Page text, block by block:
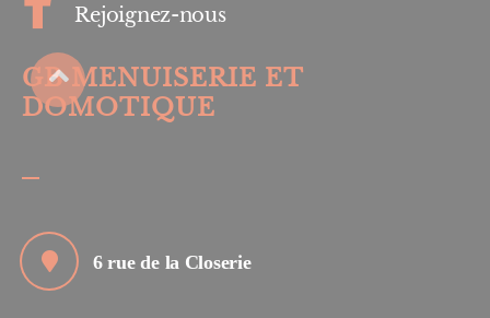
Rejoignez-nous
GB MENUISERIE ET
DOMOTIQUE
6 rue de la Closerie